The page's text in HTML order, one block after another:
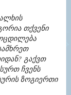
თქვენი
გაქვთ
ჩვენს
ზოგიერთი